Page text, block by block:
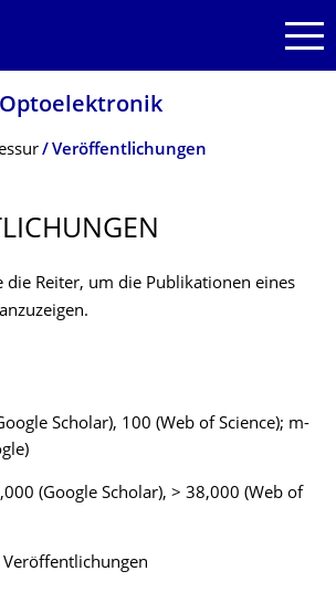
Veröffentlichungen
die Reiter, um die Publikationen eines
Scholar), 100 (Web of Science); m-
(Google Scholar), > 38,000 (Web of